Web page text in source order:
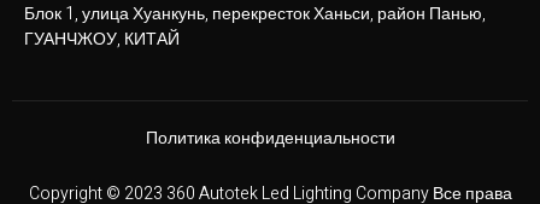
Блок 1, улица Хуанкунь, перекресток Ханьси, район Панью,
ГУАНЧЖОУ, КИТАЙ
Политика конфиденциальности
Copyright © 2023 360 Autotek Led Lighting Company Все права